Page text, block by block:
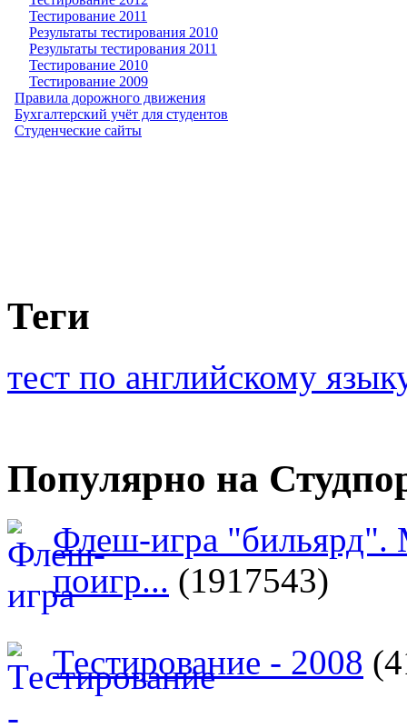
Тестирование 2011
Результаты тестирования 2010
Результаты тестирования 2011
Тестирование 2010
Тестирование 2009
Правила дорожного движения
Бухгалтерский учёт для студентов
Студенческие сайты
Теги
тест по английскому
Популярно на
Флеш-игра "бильярд".
поигр... (1917543)
Тестирование - 2008